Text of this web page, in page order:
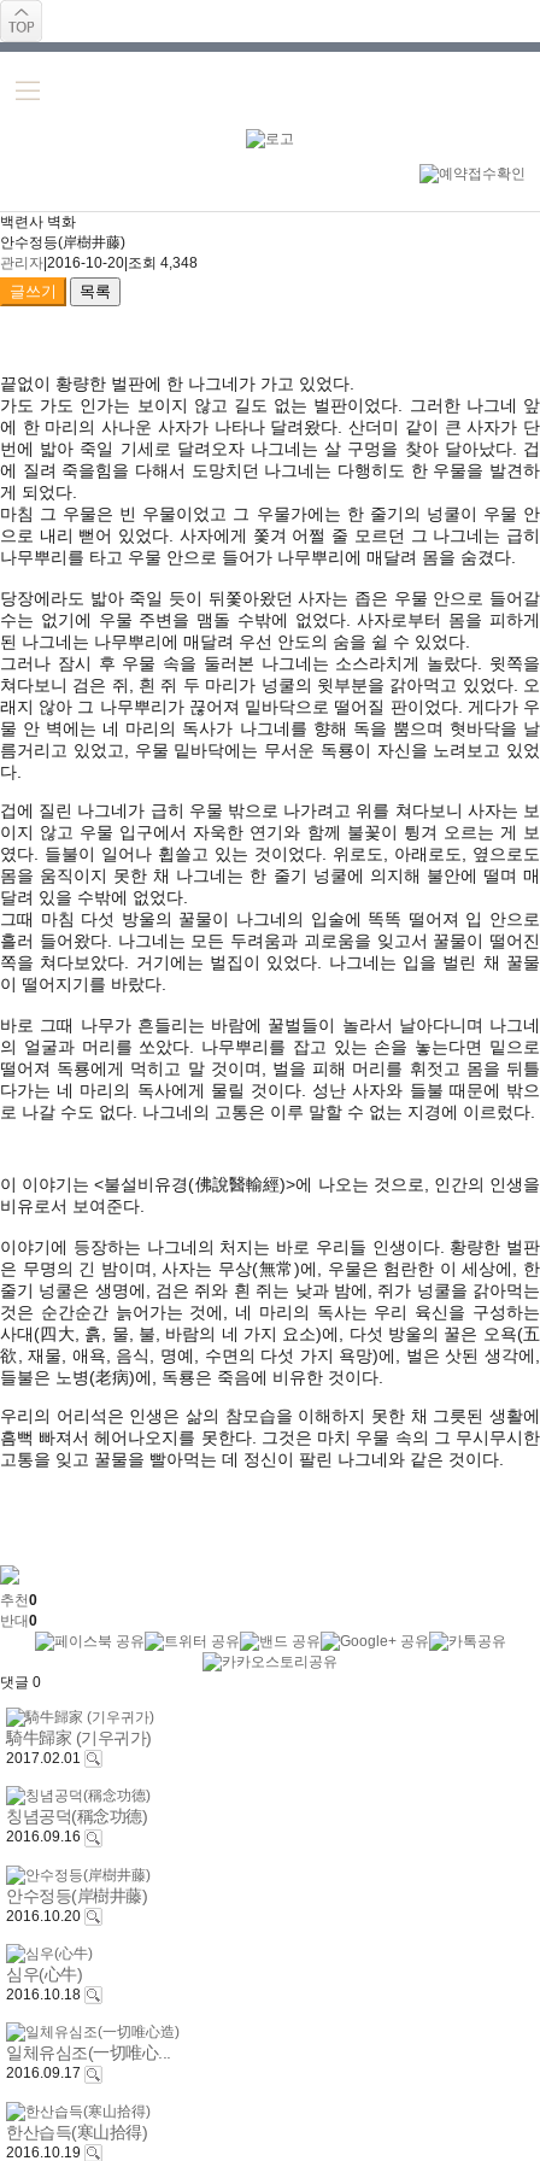
백련사 벽화
안수정등(岸樹井藤)
관리자 2016-10-20 조회 4,348
글쓰기 목록
끝없이 황량한 벌판에 한 나그네가 가고 있었다.
가도 가도 인가는 보이지 않고 길도 없는 벌판이었다. 그러한 나그네 앞
에 한 마리의 사나운 사자가 나타나 달려왔다. 산더미 같이 큰 사자가 단
번에 밟아 죽일 기세로 달려오자 나그네는 살 구멍을 찾아 달아났다. 겁
에 질려 죽을힘을 다해서 도망치던 나그네는 다행히도 한 우물을 발견하
게 되었다.
마침 그 우물은 빈 우물이었고 그 우물가에는 한 줄기의 넝쿨이 우물 안
으로 내리 뻗어 있었다. 사자에게 쫓겨 어쩔 줄 모르던 그 나그네는 급히
나무뿌리를 타고 우물 안으로 들어가 나무뿌리에 매달려 몸을 숨겼다.
당장에라도 밟아 죽일 듯이 뒤쫓아왔던 사자는 좁은 우물 안으로 들어갈
수는 없기에 우물 주변을 맴돌 수밖에 없었다. 사자로부터 몸을 피하게
된 나그네는 나무뿌리에 매달려 우선 안도의 숨을 쉴 수 있었다.
그러나 잠시 후 우물 속을 둘러본 나그네는 소스라치게 놀랐다. 윗쪽을
쳐다보니 검은 쥐, 흰 쥐 두 마리가 넝쿨의 윗부분을 갉아먹고 있었다. 오
래지 않아 그 나무뿌리가 끊어져 밑바닥으로 떨어질 판이었다. 게다가 우
물 안 벽에는 네 마리의 독사가 나그네를 향해 독을 뿜으며 혓바닥을 날
름거리고 있었고, 우물 밑바닥에는 무서운 독룡이 자신을 노려보고 있었
다.
겁에 질린 나그네가 급히 우물 밖으로 나가려고 위를 쳐다보니 사자는 보
이지 않고 우물 입구에서 자욱한 연기와 함께 불꽃이 튕겨 오르는 게 보
였다. 들불이 일어나 휩쓸고 있는 것이었다. 위로도, 아래로도, 옆으로도
몸을 움직이지 못한 채 나그네는 한 줄기 넝쿨에 의지해 불안에 떨며 매
달려 있을 수밖에 없었다.
그때 마침 다섯 방울의 꿀물이 나그네의 입술에 똑똑 떨어져 입 안으로
흘러 들어왔다. 나그네는 모든 두려움과 괴로움을 잊고서 꿀물이 떨어진
쪽을 쳐다보았다. 거기에는 벌집이 있었다. 나그네는 입을 벌린 채 꿀물
이 떨어지기를 바랐다.
바로 그때 나무가 흔들리는 바람에 꿀벌들이 놀라서 날아다니며 나그네
의 얼굴과 머리를 쏘았다. 나무뿌리를 잡고 있는 손을 놓는다면 밑으로
떨어져 독룡에게 먹히고 말 것이며, 벌을 피해 머리를 휘젓고 몸을 뒤틀
다가는 네 마리의 독사에게 물릴 것이다. 성난 사자와 들불 때문에 밖으
로 나갈 수도 없다. 나그네의 고통은 이루 말할 수 없는 지경에 이르렀다.
이 이야기는 <불설비유경(佛說醫輸經)>에 나오는 것으로, 인간의 인생을
비유로서 보여준다.
이야기에 등장하는 나그네의 처지는 바로 우리들 인생이다. 황량한 벌판
은 무명의 긴 밤이며, 사자는 무상(無常)에, 우물은 험란한 이 세상에, 한
줄기 넝쿨은 생명에, 검은 쥐와 흰 쥐는 낮과 밤에, 쥐가 넝쿨을 갉아먹는
것은 순간순간 늙어가는 것에, 네 마리의 독사는 우리 육신을 구성하는
사대(四大, 흙, 물, 불, 바람의 네 가지 요소)에, 다섯 방울의 꿀은 오욕(五
欲, 재물, 애욕, 음식, 명예, 수면의 다섯 가지 욕망)에, 벌은 삿된 생각에,
들불은 노병(老病)에, 독룡은 죽음에 비유한 것이다.
우리의 어리석은 인생은 삶의 참모습을 이해하지 못한 채 그릇된 생활에
흠뻑 빠져서 헤어나오지를 못한다. 그것은 마치 우물 속의 그 무시무시한
고통을 잊고 꿀물을 빨아먹는 데 정신이 팔린 나그네와 같은 것이다.
추천0
반대0
댓글 0
騎牛歸家 (기우귀가)
2017.02.01
칭념공덕(稱念功德)
2016.09.16
안수정등(岸樹井藤)
2016.10.20
심우(心牛)
2016.10.18
일체유심조(一切唯心...
2016.09.17
한산습득(寒山拾得)
2016.10.19